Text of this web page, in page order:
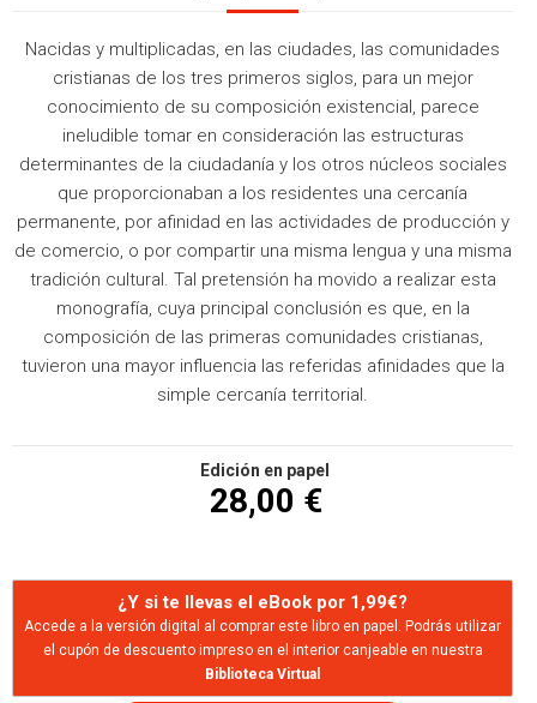
Nacidas y multiplicadas, en las ciudades, las comunidades
cristianas de los tres primeros siglos, para un mejor
conocimiento de su composición existencial, parece
ineludible tomar en consideración las estructuras
determinantes de la ciudadanía y los otros núcleos sociales
que proporcionaban a los residentes una cercanía
permanente, por afinidad en las actividades de producción y
de comercio, o por compartir una misma lengua y una misma
tradición cultural. Tal pretensión ha movido a realizar esta
monografía, cuya principal conclusión es que, en la
composición de las primeras comunidades cristianas,
tuvieron una mayor influencia las referidas afinidades que la
simple cercanía territorial.
Edición en papel
28,00 €
¿Y si te llevas el eBook por 1,99€?
Accede a la versión digital al comprar este libro en papel. Podrás utilizar
el cupón de descuento impreso en el interior canjeable en nuestra
Biblioteca Virtual